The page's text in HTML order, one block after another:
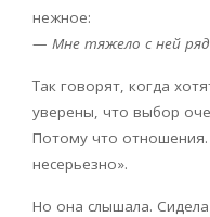
нежное:
— Мне тяжело с ней
Так говорят, когда
уверены, что выбор
Потому что
несерьезно».
Но она слышала.